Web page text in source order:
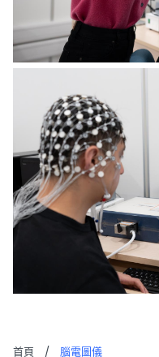
首頁 / 腦電圖儀